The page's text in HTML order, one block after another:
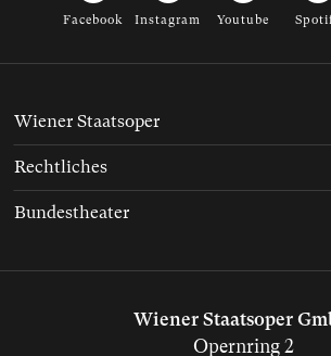
Facebook Instagram Youtube
Wiener Staatsoper
Opernring 2
Wiener Staatsoper
Rechtliches
Bundestheater